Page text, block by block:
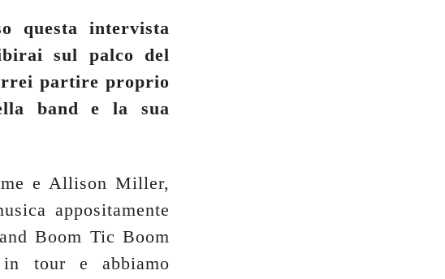
questa intervista
sul palco del
partire proprio
band e la sua
me e Allison Miller,
appositamente
Boom Tic Boom
tour e abbiamo